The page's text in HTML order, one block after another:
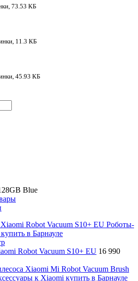
73.53 КБ
11.3 КБ
45.93 КБ
Blue
Robot Vacuum S10+ EU 16 990